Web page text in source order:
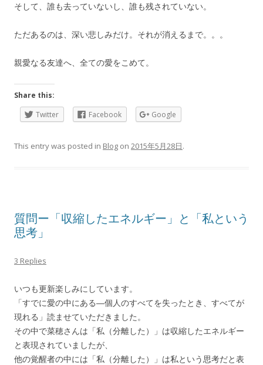
そして、誰も去っていないし、誰も残されていない。
ただあるのは、深い悲しみだけ。それが消えるまで。。。
親愛なる友達へ、全ての愛をこめて。
Share this:
Twitter
Facebook Google
This entry was posted in Blog on 2015年5月28日.
質問ー「収縮したエネルギー」と「私という
思考」
3 Replies
いつも更新楽しみにしています。
「すでに愛の中にある―個人のすべてを失ったとき、すべてが
現れる」読ませていただきました。
その中で菜穂さんは「私（分離した）」は収縮したエネルギー
と表現されていましたが、
他の覚醒者の中には「私（分離した）」は私という思考だと表